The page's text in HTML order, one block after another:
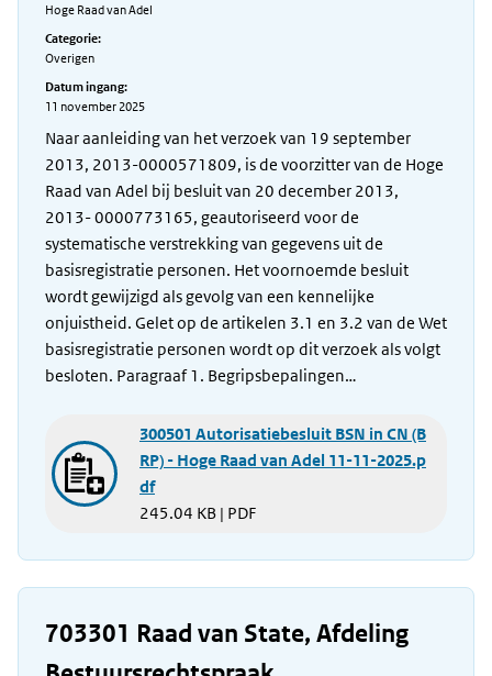
Hoge Raad van Adel
Categorie:
Overigen
Datum ingang:
11 november 2025
Naar aanleiding van het verzoek van 19 september
2013, 2013-0000571809, is de voorzitter van de Hoge
Raad van Adel bij besluit van 20 december 2013,
2013- 0000773165, geautoriseerd voor de
systematische verstrekking van gegevens uit de
basisregistratie personen. Het voornoemde besluit
wordt gewijzigd als gevolg van een kennelijke
onjuistheid. Gelet op de artikelen 3.1 en 3.2 van de Wet
basisregistratie personen wordt op dit verzoek als volgt
besloten. Paragraaf 1. Begripsbepalingen…
300501 Autorisatiebesluit BSN in CN (B
RP) - Hoge Raad van Adel 11-11-2025.p
df
245.04 KB | PDF
703301 Raad van State, Afdeling